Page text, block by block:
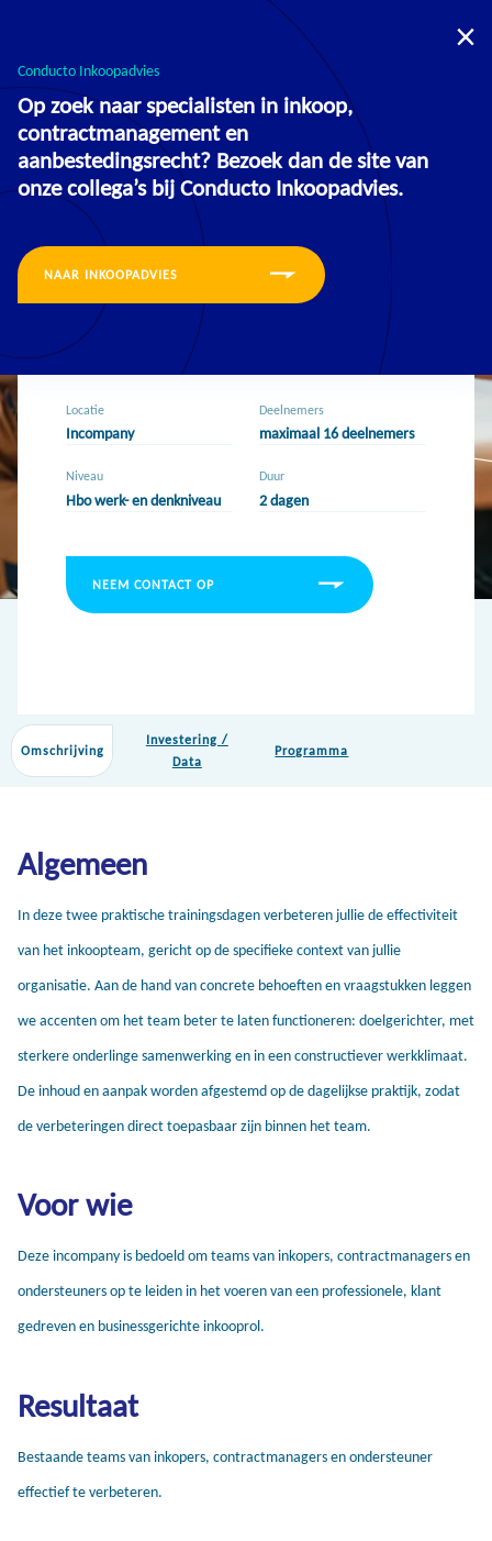
Inkoopadvies
Training
Teamontwikkeling
binnen Inkoop
Locatie
Incompany
Deelnemers
maximaal 16 deelnemers
Niveau
Hbo werk- en denkniveau
Duur
2 dagen
NEEM CONTACT OP
Omschrijving
Investering /
Data
Programma
Algemeen
In deze twee praktische trainingsdagen verbeteren jullie de effectiviteit
van het inkoopteam, gericht op de specifieke context van jullie
organisatie. Aan de hand van concrete behoeften en vraagstukken leggen
we accenten om het team beter te laten functioneren: doelgerichter, met
sterkere onderlinge samenwerking en in een constructiever werkklimaat.
De inhoud en aanpak worden afgestemd op de dagelijkse praktijk, zodat
de verbeteringen direct toepasbaar zijn binnen het team.
Voor wie
Deze incompany is bedoeld om teams van inkopers, contractmanagers en
ondersteuners op te leiden in het voeren van een professionele, klant
gedreven en businessgerichte inkooprol.
Resultaat
Bestaande teams van inkopers, contractmanagers en ondersteuner
effectief te verbeteren.
Conducto Inkoopadvies
Op zoek naar specialisten in inkoop,
contractmanagement en
aanbestedingsrecht? Bezoek dan de site van
onze collega’s bij Conducto Inkoopadvies.
NAAR INKOOPADVIES